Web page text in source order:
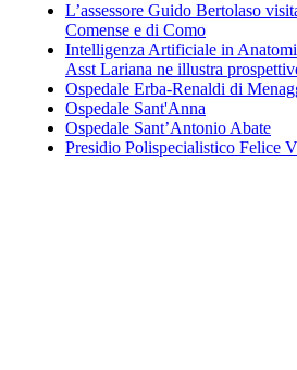
L’assessore Guido Bertolaso
Comense e di Como
Intelligenza Artificiale in
Asst Lariana ne illustra
Ospedale Erba-Renaldi di
Ospedale Sant'Anna
Ospedale Sant’Antonio Abate
Presidio Polispecialistico Felice